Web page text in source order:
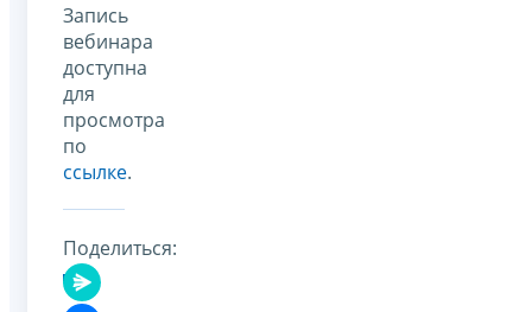
Запись
вебинара
доступна
для
просмотра
по
ссылке.
Поделиться: